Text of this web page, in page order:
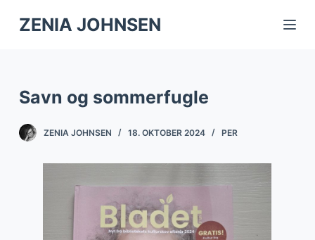
S
c
ZENIA JOHNSEN
Savn og sommerfugle
ZENIA JOHNSEN 18. OKTOBER 2024 PER